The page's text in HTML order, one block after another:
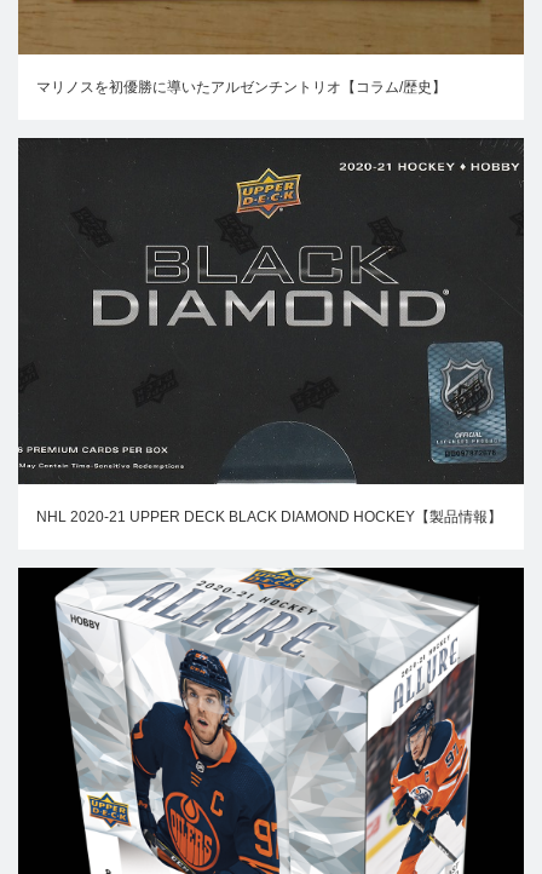
マリノスを初優勝に導いたアルゼンチントリオ【コラム/歴史】
NHL 2020-21 UPPER DECK BLACK DIAMOND HOCKEY【製品情報】